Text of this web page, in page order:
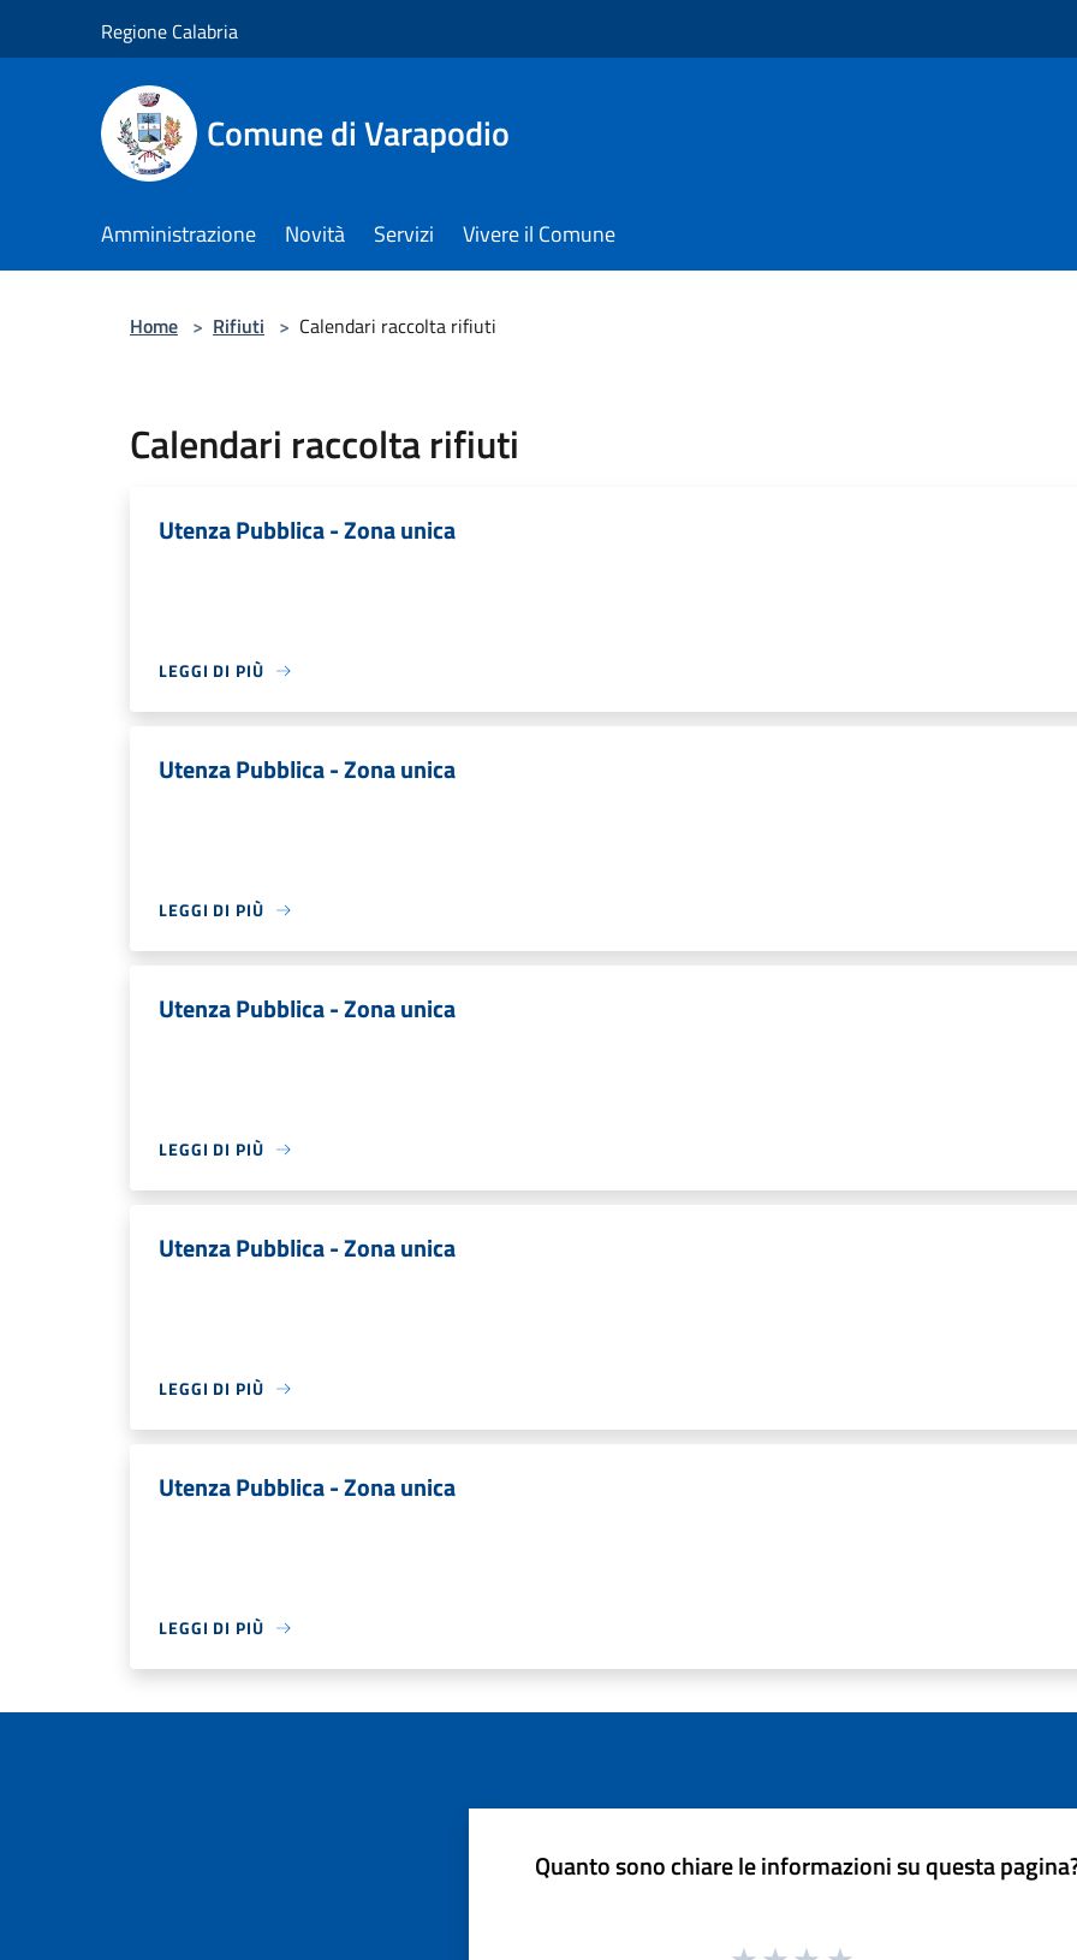
Regione Calabria
Comune di Varapodio
Amministrazione Novità Servizi Vivere il Comune
Home > Rifiuti > Calendari raccolta rifiuti
Calendari raccolta rifiuti
Utenza Pubblica - Zona unica
LEGGI DI PIÙ
Utenza Pubblica - Zona unica
LEGGI DI PIÙ
Utenza Pubblica - Zona unica
LEGGI DI PIÙ
Utenza Pubblica - Zona unica
LEGGI DI PIÙ
Utenza Pubblica - Zona unica
LEGGI DI PIÙ
Quanto sono chiare le informazioni su questa